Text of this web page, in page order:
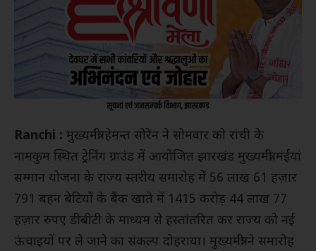
Ranchi : मुख्यमंत्री हेमन्त सोरेन ने सोमवार को रांची के
नामकुम स्थित ट्रेनिंग ग्राउंड में आयोजित झारखंड मुख्यमंत्री मंईयां
सम्मान योजना के राज्य स्तरीय समारोह में 56 लाख 61 हज़ार
791 बहन बेटियों के बैंक खाते में 1415 करोड़ 44 लाख 77
हज़ार रुपए डीबीटी के माध्यम से हस्तांतरित कर राज्य को नई
ऊंचाइयों पर ले जाने का संकल्प दोहराया। मुख्यमंत्री ने समारोह